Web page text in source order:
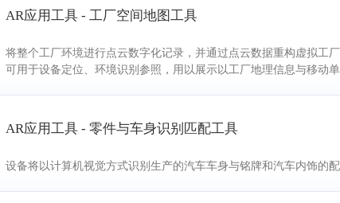
AR应用工具 - 工厂空间地图工具
将整个工厂环境进行点云数字化记录，并通过点云数据重构虚拟工
可用于设备定位、环境识别参照，用以展示以工厂地理信息与移动
AR应用工具 - 零件与车身识别匹配工具
设备将以计算机视觉方式识别生产的汽车车身与铭牌和汽车内饰的